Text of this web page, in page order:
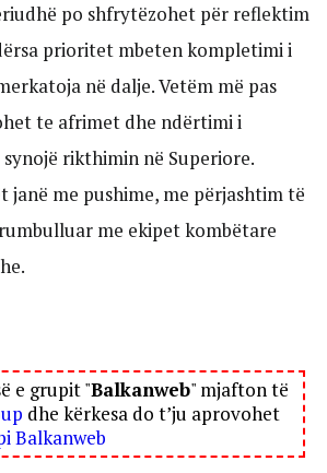
po shfrytëzohet për reflektim
prioritet mbeten kompletimi i
në dalje. Vetëm më pas
te afrimet dhe ndërtimi i
synojë rikthimin në Superiore.
me pushime, me përjashtim të
me ekipet kombëtare
e grupit "Balkanweb" mjafton të
dhe kërkesa do t’ju aprovohet
Balkanweb